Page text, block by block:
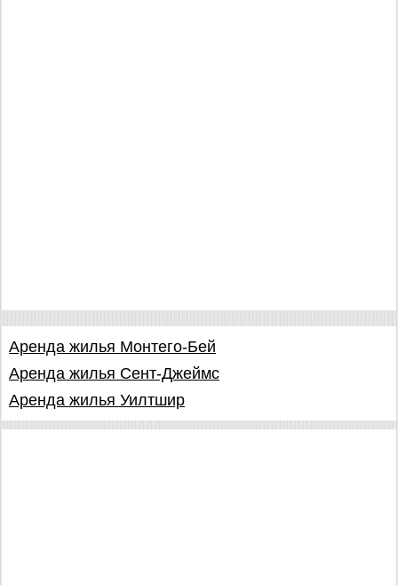
Аренда жилья Монтего-Бей
Аренда жилья Сент-Джеймс
Аренда жилья Уилтшир